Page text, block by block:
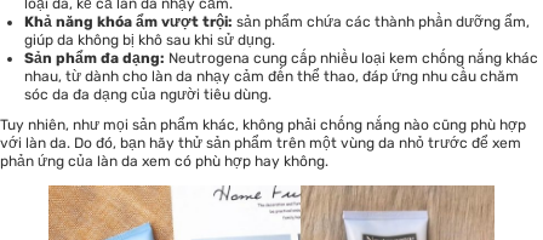
loại da, kể cả làn da nhạy cảm.
Khả năng khóa ẩm vượt trội: sản phẩm chứa các thành phần dưỡng ẩm,
giúp da không bị khô sau khi sử dụng.
Sản phẩm đa dạng: Neutrogena cung cấp nhiều loại kem chống nắng khác
nhau, từ dành cho làn da nhạy cảm đến thể thao, đáp ứng nhu cầu chăm
sóc da đa dạng của người tiêu dùng.
Tuy nhiên, như mọi sản phẩm khác, không phải chống nắng nào cũng phù hợp
với làn da. Do đó, bạn hãy thử sản phẩm trên một vùng da nhỏ trước để xem
phản ứng của làn da xem có phù hợp hay không.